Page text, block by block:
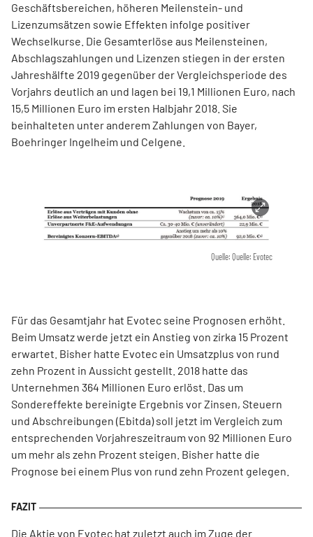
Geschäftsbereichen, höheren Meilenstein- und
Lizenzumsätzen sowie Effekten infolge positiver
Wechselkurse. Die Gesamterlöse aus Meilensteinen,
Abschlagszahlungen und Lizenzen stiegen in der ersten
Jahreshälfte 2019 gegenüber der Vergleichsperiode des
Vorjahrs deutlich an und lagen bei 19,1 Millionen Euro, nach
15,5 Millionen Euro im ersten Halbjahr 2018. Sie
beinhalteten unter anderem Zahlungen von Bayer,
Boehringer Ingelheim und Celgene.
Quelle: Quelle: Evotec
Für das Gesamtjahr hat Evotec seine Prognosen erhöht.
Beim Umsatz werde jetzt ein Anstieg von zirka 15 Prozent
erwartet. Bisher hatte Evotec ein Umsatzplus von rund
zehn Prozent in Aussicht gestellt. 2018 hatte das
Unternehmen 364 Millionen Euro erlöst. Das um
Sondereffekte bereinigte Ergebnis vor Zinsen, Steuern
und Abschreibungen (Ebitda) soll jetzt im Vergleich zum
entsprechenden Vorjahreszeitraum von 92 Millionen Euro
um mehr als zehn Prozent steigen. Bisher hatte die
Prognose bei einem Plus von rund zehn Prozent gelegen.
Die Aktie von Evotec hat zuletzt auch im Zuge der